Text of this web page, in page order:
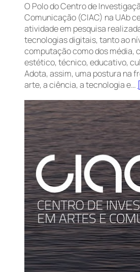
O Polo do Centro de
Comunicação (CIAC) na UAb
atividade em pesquisa
tecnologias digitais, tanto ao
computação como dos média,
estético, técnico, educativo,
Adota, assim, uma postura na
arte, a ciência, a tecnologia e…